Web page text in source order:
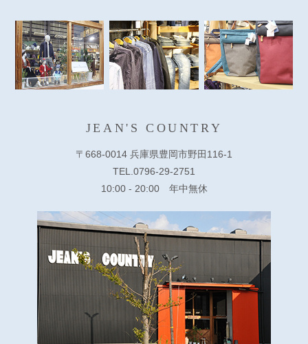
JEAN'S COUNTRY
〒668-0014 兵庫県豊岡市野田116-1
TEL.0796-29-2751
10:00 - 20:00 年中無休